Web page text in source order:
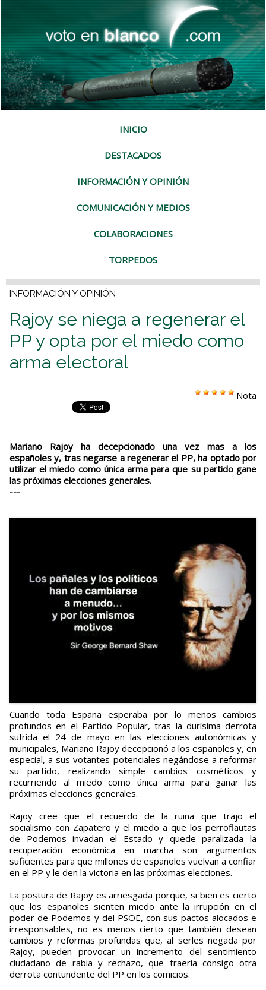
INICIO
DESTACADOS
INFORMACIÓN Y OPINIÓN
COMUNICACIÓN Y MEDIOS
COLABORACIONES
TORPEDOS
INFORMACIÓN Y OPINIÓN
Rajoy se niega a regenerar el
PP y opta por el miedo como
arma electoral
Nota
Mariano Rajoy ha decepcionado una vez mas a los
españoles y, tras negarse a regenerar el PP, ha optado por
utilizar el miedo como única arma para que su partido gane
las próximas elecciones generales.
---
Cuando toda España esperaba por lo menos cambios
profundos en el Partido Popular, tras la durísima derrota
sufrida el 24 de mayo en las elecciones autonómicas y
municipales, Mariano Rajoy decepcionó a los españoles y, en
especial, a sus votantes potenciales negándose a reformar
su partido, realizando simple cambios cosméticos y
recurriendo al miedo como única arma para ganar las
próximas elecciones generales.
Rajoy cree que el recuerdo de la ruina que trajo el
socialismo con Zapatero y el miedo a que los perroflautas
de Podemos invadan el Estado y quede paralizada la
recuperación económica en marcha son argumentos
suficientes para que millones de españoles vuelvan a confiar
en el PP y le den la victoria en las próximas elecciones.
La postura de Rajoy es arriesgada porque, si bien es cierto
que los españoles sienten miedo ante la irrupción en el
poder de Podemos y del PSOE, con sus pactos alocados e
irresponsables, no es menos cierto que también desean
cambios y reformas profundas que, al serles negada por
Rajoy, pueden provocar un incremento del sentimiento
ciudadano de rabia y rechazo, que traería consigo otra
derrota contundente del PP en los comicios.